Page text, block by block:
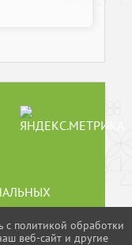
с политикой обработки
веб-сайт и другие